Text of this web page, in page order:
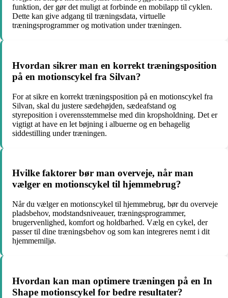
funktion, der gør det muligt at forbinde en mobilapp til cyklen.
Dette kan give adgang til træningsdata, virtuelle
træningsprogrammer og motivation under træningen.
Hvordan sikrer man en korrekt træningsposition
på en motionscykel fra Silvan?
For at sikre en korrekt træningsposition på en motionscykel fra
Silvan, skal du justere sædehøjden, sædeafstand og
styreposition i overensstemmelse med din kropsholdning. Det er
vigtigt at have en let bøjning i albuerne og en behagelig
siddestilling under træningen.
Hvilke faktorer bør man overveje, når man
vælger en motionscykel til hjemmebrug?
Når du vælger en motionscykel til hjemmebrug, bør du overveje
pladsbehov, modstandsniveauer, træningsprogrammer,
brugervenlighed, komfort og holdbarhed. Vælg en cykel, der
passer til dine træningsbehov og som kan integreres nemt i dit
hjemmemiljø.
Hvordan kan man optimere træningen på en In
Shape motionscykel for bedre resultater?